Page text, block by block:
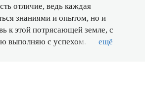
отличие, ведь каждая
знаниями и опытом, но и
к этой потрясающей земле, с
выполняю с успехом.
ещё